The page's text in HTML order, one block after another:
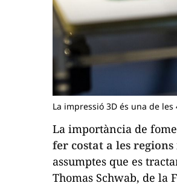
La impressió 3D és una de
La importància de
fer costat a les regions
assumptes que es
Thomas Schwab, de la